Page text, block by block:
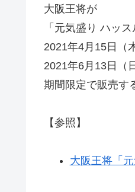
大阪王将が
「元気盛り ハッ
2021年4月15日（
2021年6月13日（
期間限定で販売す
【参照】
大阪王将「